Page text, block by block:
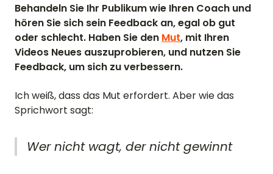
Behandeln Sie Ihr Publikum wie Ihren Coach und
hören Sie sich sein Feedback an, egal ob gut
oder schlecht. Haben Sie den Mut, mit Ihren
Videos Neues auszuprobieren, und nutzen Sie
Feedback, um sich zu verbessern.
Ich weiß, dass das Mut erfordert. Aber wie das
Sprichwort sagt:
Wer nicht wagt, der nicht gewinnt